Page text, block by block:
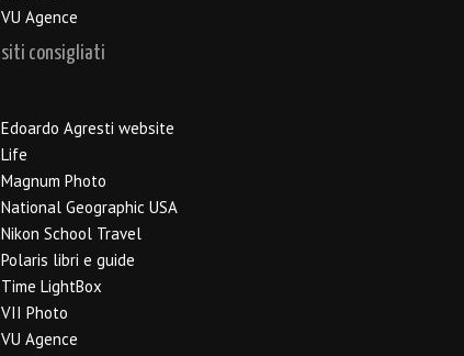
VU Agence
siti consigliati
Edoardo Agresti website
Life
Magnum Photo
National Geographic USA
Nikon School Travel
Polaris libri e guide
Time LightBox
VII Photo
VU Agence